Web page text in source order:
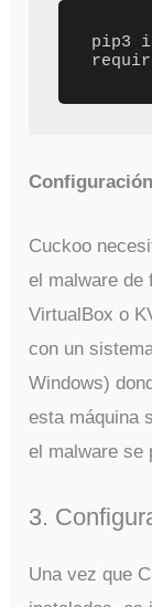
pip3
Cuckoo
el malware de
VirtualBox o
con un
Windows)
esta máquina
el malware se
3.
Una vez que